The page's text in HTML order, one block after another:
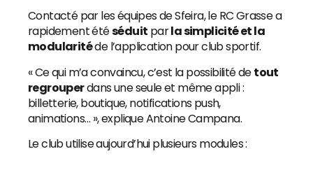
Contacté par les équipes de Sfeira, le RC Grasse a
rapidement étéséduit parla simplicité et la
modularitéde l’application pour club sportif.
« Ce qui m’a convaincu, c’est la possibilité detout
regrouperdans une seule et même appli :
billetterie, boutique, notifications push,
animations… », explique Antoine Campana.
Le club utilise aujourd’hui plusieurs modules :